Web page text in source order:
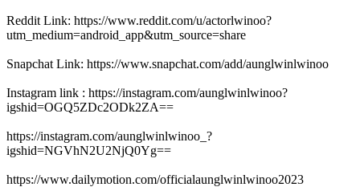
Reddit Link: https://www.reddit.com/u/actorlwinoo?
utm_medium=android_app&utm_source=share
Snapchat Link: https://www.snapchat.com/add/aunglwinlwinoo
Instagram link : https://instagram.com/aunglwinlwinoo?
igshid=OGQ5ZDc2ODk2ZA==
https://instagram.com/aunglwinlwinoo_?
igshid=NGVhN2U2NjQ0Yg==
https://www.dailymotion.com/officialaunglwinlwinoo2023